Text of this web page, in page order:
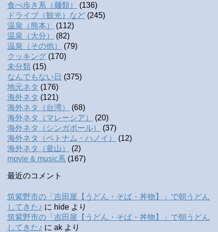
食べ歩き系（麺類）
(136)
ドライブ（観光）など (245)
温泉（熊本）
(112)
温泉（大分）
(82)
温泉（その他）
(79)
クッキング (170)
未分類 (15)
なんでもない日 (375)
地元ネタ (176)
海外ネタ (121)
海外ネタ（台湾）
(68)
海外ネタ（マレーシア）
(20)
海外ネタ（シンガポール）
(37)
海外ネタ（ベトナム・ハノイ）
(12)
海外ネタ（釜山）
(2)
movie & music系 (167)
最近のコメント
筑紫野市の「吉田屋【うどん・そば・丼物】」で朝うどん
してきた♪ に hide より
筑紫野市の「吉田屋【うどん・そば・丼物】」で朝うどん
してきた♪ に ak より